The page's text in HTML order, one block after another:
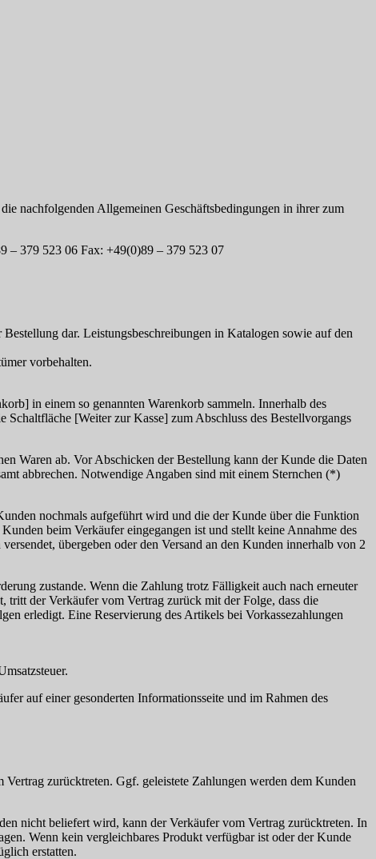
nachfolgenden Allgemeinen Geschäftsbedingungen in ihrer zum
– 379 523 06 Fax: +49(0)89 – 379 523 07
dar. Leistungsbeschreibungen in Katalogen sowie auf den
vorbehalten.
in einem so genannten Warenkorb sammeln. Innerhalb des
[Weiter zur Kasse] zum Abschluss des Bestellvorgangs
Waren ab. Vor Abschicken der Bestellung kann der Kunde die Daten
abbrechen. Notwendige Angaben sind mit einem Sternchen (*)
nochmals aufgeführt wird und die der Kunde über die Funktion
beim Verkäufer eingegangen ist und stellt keine Annahme des
übergeben oder den Versand an den Kunden innerhalb von 2
zustande. Wenn die Zahlung trotz Fälligkeit auch nach erneuter
der Verkäufer vom Vertrag zurück mit der Folge, dass die
erledigt. Eine Reservierung des Artikels bei Vorkassezahlungen
auf einer gesonderten Informationsseite und im Rahmen des
zurücktreten. Ggf. geleistete Zahlungen werden dem Kunden
nicht beliefert wird, kann der Verkäufer vom Vertrag zurücktreten. In
Wenn kein vergleichbares Produkt verfügbar ist oder der Kunde
erstatten.